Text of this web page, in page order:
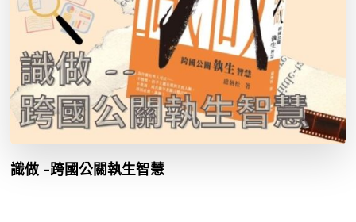
識做 –跨國公關執生智慧